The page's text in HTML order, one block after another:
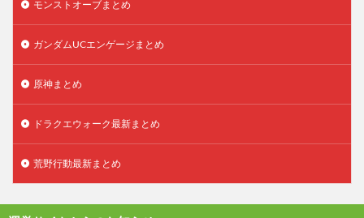
モンストオーブまとめ
ガンダムUCエンゲージまとめ
原神まとめ
ドラクエウォーク最新まとめ
荒野行動最新まとめ